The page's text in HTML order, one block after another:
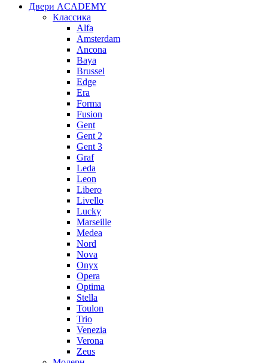
Двери ACADEMY
Классика
Alfa
Amsterdam
Ancona
Baya
Brussel
Edge
Era
Forma
Fusion
Gent
Gent 2
Gent 3
Graf
Leda
Leon
Libero
Livello
Lucky
Marseille
Medea
Nord
Nova
Onyx
Opera
Optima
Stella
Toulon
Trio
Venezia
Verona
Zeus